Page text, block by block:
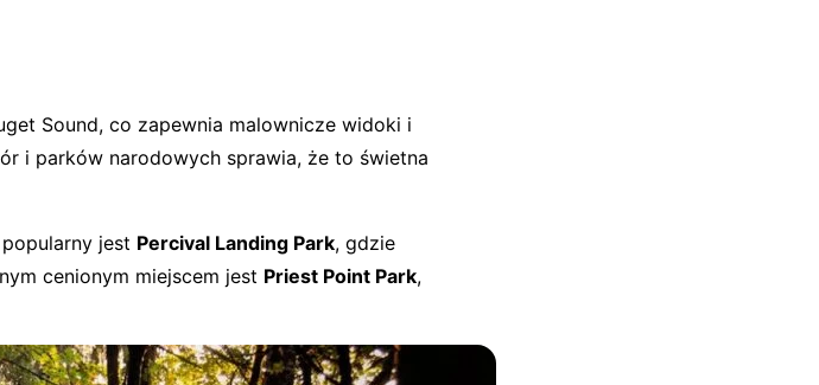
Sound, co zapewnia malownicze widoki i
i parków narodowych sprawia, że to świetna
jest Percival Landing Park, gdzie
cenionym miejscem jest Priest Point Park,